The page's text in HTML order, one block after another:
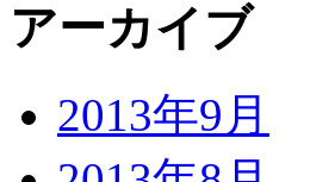
アーカイブ
2013年9月